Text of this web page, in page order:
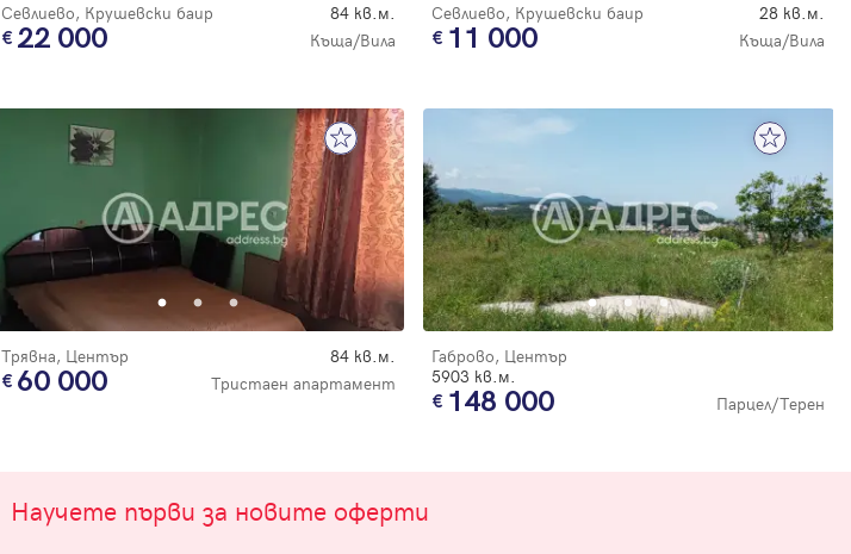
Севлиево, Крушевски баир 84 кв.м.
22 000 Къща/Вила
Севлиево, Крушевски баир 28 кв.м.
11 000 Къща/Вила
Трявна, Център 84 кв.м.
60 000 Тристаен апартамент
Габрово, Център
5903 кв.м.
148 000 Парцел/Терен
Научете първи за новите оферти